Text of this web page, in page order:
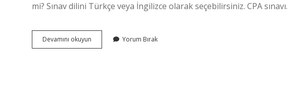
mi? Sınav dilini Türkçe veya İngilizce olarak seçebilirsiniz. CPA
Devamını okuyun
Sınavı
Yorum Bırak